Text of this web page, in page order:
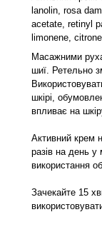
lanolin, rosa
acetate, retinyl
limonene,
Масажними
шиї. Ретельно
шкірі,
впливає на
Активний крем
разів на день у
використання
Зачекайте 15